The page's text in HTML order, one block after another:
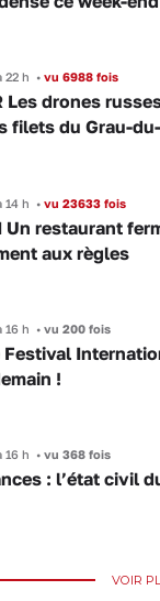
22 h •vu 6988 fois
Les drones
filets du Grau-
14 h •vu 23633 fois
Un restaurant
aux règles
16 h •vu 200 fois
Festival
!
16 h •vu 368 fois
: l’état civil
VOIR